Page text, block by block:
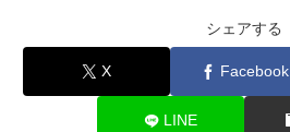
シェアする
X Facebook
LINE